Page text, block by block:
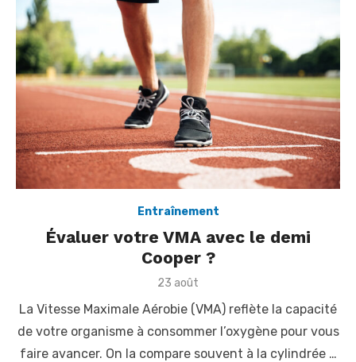
Entraînement
Évaluer votre VMA avec le demi
Cooper ?
P
s
e
d
23 août
La Vitesse Maximale Aérobie (VMA) reflète la capacité
de votre organisme à consommer l’oxygène pour vous
faire avancer. On la compare souvent à la cylindrée …